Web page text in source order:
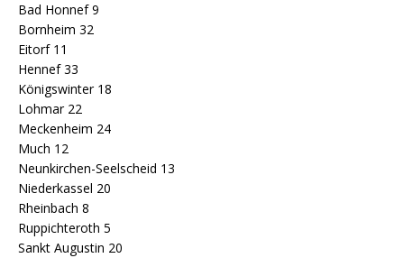
Bad Honnef 9
Bornheim 32
Eitorf 11
Hennef 33
Königswinter 18
Lohmar 22
Meckenheim 24
Much 12
Neunkirchen-Seelscheid 13
Niederkassel 20
Rheinbach 8
Ruppichteroth 5
Sankt Augustin 20